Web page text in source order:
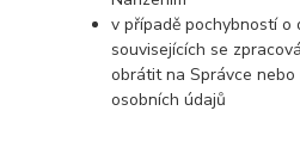
v případě pochybností o
souvisejících se
obrátit na Správce
osobních údajů